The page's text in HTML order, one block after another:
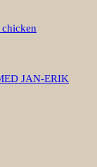
JAN-ERIK